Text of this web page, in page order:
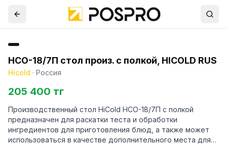
НСО-18/7П стол произ. с полкой, HICOLD RUS
Hicold · Россия
205 400 тг
Производственный стол HiCold НСО-18/7П с полкой
предназначен для раскатки теста и обработки
ингредиентов для приготовления блюд, а также может
использоваться в качестве дополнительного места для